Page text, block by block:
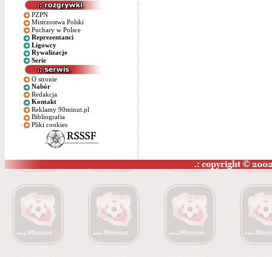
PZPN
Mistrzostwa Polski
Puchary w Polsce
Reprezentanci
Ligowcy
Rywalizacje
Serie
O stronie
Nabór
Redakcja
Kontakt
Reklamy 90minut.pl
Bibliografia
Pliki cookies